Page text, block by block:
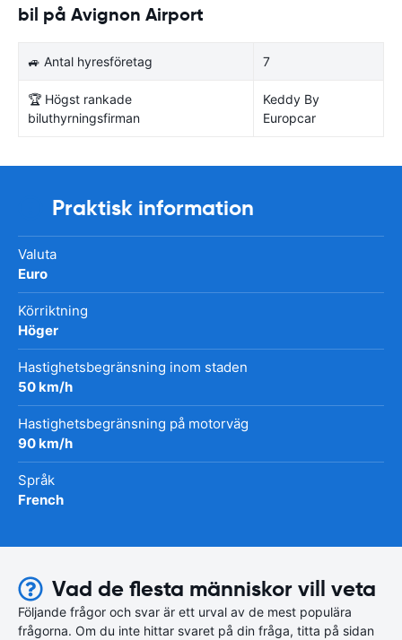
bil på Avignon Airport
🚙 Antal hyresföretag 7
🏆 Högst rankade
biluthyrningsfirman
Keddy By
Europcar
Praktisk information
Valuta
Euro
Körriktning
Höger
Hastighetsbegränsning inom staden
50 km/h
Hastighetsbegränsning på motorväg
90 km/h
Språk
French
Vad de flesta människor vill veta
Följande frågor och svar är ett urval av de mest populära
frågorna. Om du inte hittar svaret på din fråga, titta på sidan